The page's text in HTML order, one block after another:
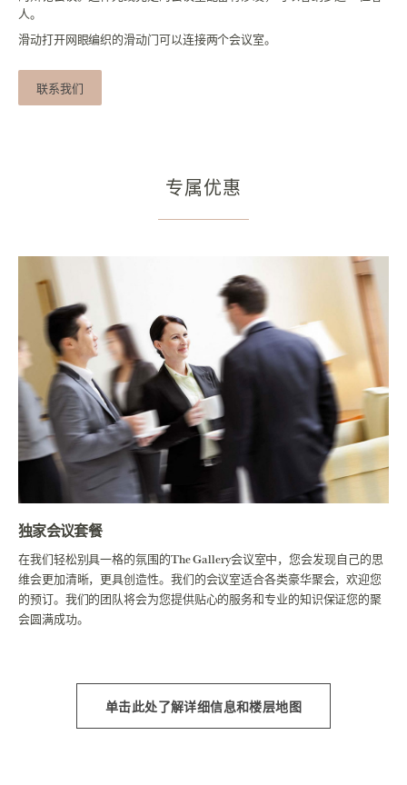
人。
滑动打开网眼编织的滑动门可以连接两个会议室。
联系我们
专属优惠
独家会议套餐
在我们轻松别具一格的氛围的The Gallery会议室中，您会发现自己的思
维会更加清晰，更具创造性。我们的会议室适合各类豪华聚会，欢迎您
的预订。我们的团队将会为您提供贴心的服务和专业的知识保证您的聚
会圆满成功。
单击此处了解详细信息和楼层地图